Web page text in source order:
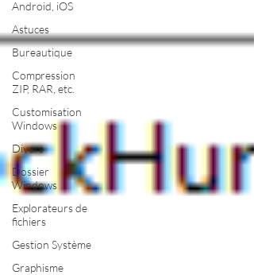
Android, iOS
Astuces
Bureautique
Compression
ZIP, RAR, etc.
Customisation
Windows
Divers
Dossier
Windows
Explorateurs de
fichiers
Gestion Système
Graphisme